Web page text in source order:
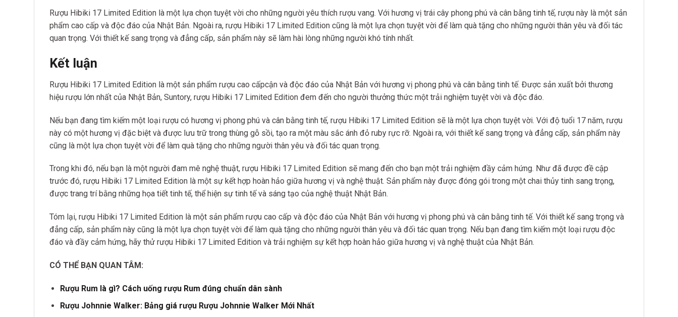
Rượu Hibiki 17 Limited Edition là một lựa chọn tuyệt vời cho những người yêu thích rượu vang. Với hương vị trái cây phong phú và cân bằng tinh tế, rượu này là một sản
phẩm cao cấp và độc đáo của Nhật Bản. Ngoài ra, rượu Hibiki 17 Limited Edition cũng là một lựa chọn tuyệt vời để làm quà tặng cho những người thân yêu và đối tác
quan trọng. Với thiết kế sang trọng và đẳng cấp, sản phẩm này sẽ làm hài lòng những người khó tính nhất.
Kết luận
Rượu Hibiki 17 Limited Edition là một sản phẩm rượu cao cấpcận và độc đáo của Nhật Bản với hương vị phong phú và cân bằng tinh tế. Được sản xuất bởi thương
hiệu rượu lớn nhất của Nhật Bản, Suntory, rượu Hibiki 17 Limited Edition đem đến cho người thưởng thức một trải nghiệm tuyệt vời và độc đáo.
Nếu bạn đang tìm kiếm một loại rượu có hương vị phong phú và cân bằng tinh tế, rượu Hibiki 17 Limited Edition sẽ là một lựa chọn tuyệt vời. Với độ tuổi 17 năm, rượu
này có một hương vị đặc biệt và được lưu trữ trong thùng gỗ sồi, tạo ra một màu sắc ánh đỏ ruby rực rỡ. Ngoài ra, với thiết kế sang trọng và đẳng cấp, sản phẩm này
cũng là một lựa chọn tuyệt vời để làm quà tặng cho những người thân yêu và đối tác quan trọng.
Trong khi đó, nếu bạn là một người đam mê nghệ thuật, rượu Hibiki 17 Limited Edition sẽ mang đến cho bạn một trải nghiệm đầy cảm hứng. Như đã được đề cập
trước đó, rượu Hibiki 17 Limited Edition là một sự kết hợp hoàn hảo giữa hương vị và nghệ thuật. Sản phẩm này được đóng gói trong một chai thủy tinh sang trọng,
được trang trí bằng những họa tiết tinh tế, thể hiện sự tinh tế và sáng tạo của nghệ thuật Nhật Bản.
Tóm lại, rượu Hibiki 17 Limited Edition là một sản phẩm rượu cao cấp và độc đáo của Nhật Bản với hương vị phong phú và cân bằng tinh tế. Với thiết kế sang trọng và
đẳng cấp, sản phẩm này cũng là một lựa chọn tuyệt vời để làm quà tặng cho những người thân yêu và đối tác quan trọng. Nếu bạn đang tìm kiếm một loại rượu độc
đáo và đầy cảm hứng, hãy thử rượu Hibiki 17 Limited Edition và trải nghiệm sự kết hợp hoàn hảo giữa hương vị và nghệ thuật của Nhật Bản.
CÓ THỂ BẠN QUAN TÂM:
Rượu Rum là gì? Cách uống rượu Rum đúng chuẩn dân sành
Rượu Johnnie Walker: Bảng giá rượu Rượu Johnnie Walker Mới Nhất